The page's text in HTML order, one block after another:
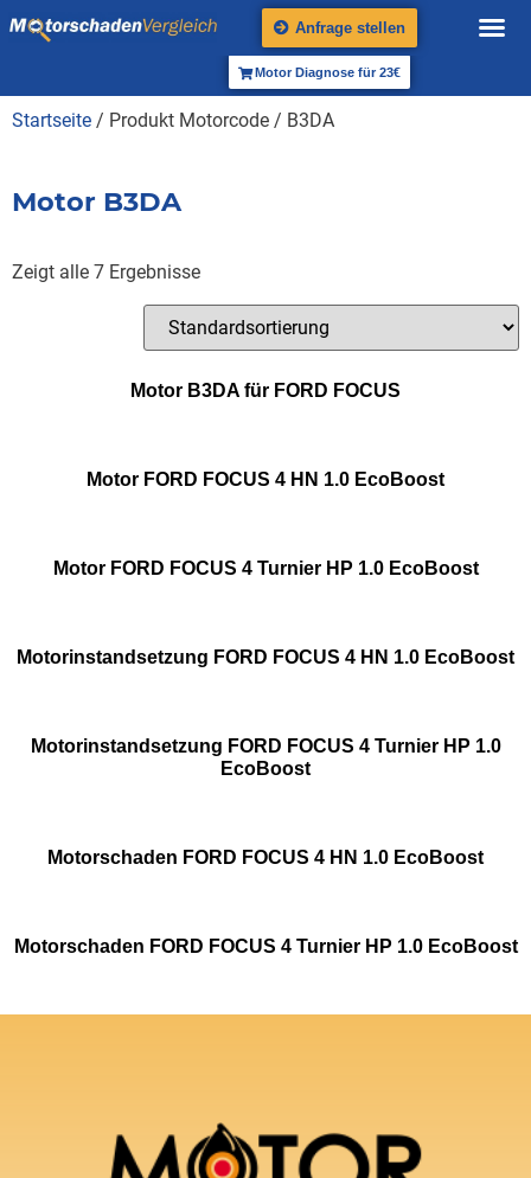
Anfrage stellen
Motor Diagnose für 23€
Startseite / Produkt Motorcode / B3DA
Motor B3DA
Zeigt alle 7 Ergebnisse
Motor B3DA für FORD FOCUS
Motor FORD FOCUS 4 HN 1.0 EcoBoost
Motor FORD FOCUS 4 Turnier HP 1.0 EcoBoost
Motorinstandsetzung FORD FOCUS 4 HN 1.0 EcoBoost
Motorinstandsetzung FORD FOCUS 4 Turnier HP 1.0
EcoBoost
Motorschaden FORD FOCUS 4 HN 1.0 EcoBoost
Motorschaden FORD FOCUS 4 Turnier HP 1.0 EcoBoost